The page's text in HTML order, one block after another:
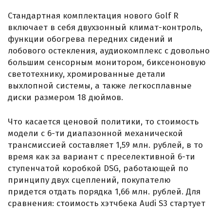
Стандартная комплектация нового Golf R
включает в себя двухзонный климат-контроль,
функции обогрева передних сидений и
лобового остекления, аудиокомплекс с довольно
большим сенсорным монитором, биксеноновую
светотехнику, хромированные детали
выхлопной системы, а также легкосплавные
диски размером 18 дюймов.
Что касается ценовой политики, то стоимость
модели с 6-ти диапазонной механической
трансмиссией составляет 1,59 млн. рублей, в то
время как за вариант с преселективной 6-ти
ступенчатой коробкой DSG, работающей по
принципу двух сцеплений, покупателю
придется отдать порядка 1,66 млн. рублей. Для
сравнения: стоимость хэтчбека Audi S3 стартует